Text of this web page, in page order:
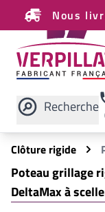
Nous
Recherche
Rechercher
Clôture rigide
Poteau grillage
DeltaMax à